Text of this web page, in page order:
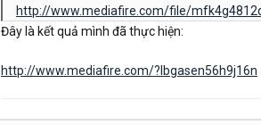
http://www.mediafire.com/file/
Đây là kết quả mình đã thực hiện:
http://www.mediafire.com/?lbgasen56h9j16n